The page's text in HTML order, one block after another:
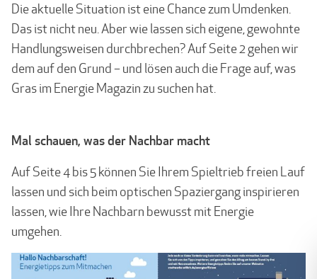
Die aktuelle Situation ist eine Chance zum Umdenken.
Das ist nicht neu. Aber wie lassen sich eigene, gewohnte
Handlungsweisen durchbrechen? Auf Seite 2 gehen wir
dem auf den Grund – und lösen auch die Frage auf, was
Gras im Energie Magazin zu suchen hat.
Mal schauen, was der Nachbar macht
Auf Seite 4 bis 5 können Sie Ihrem Spieltrieb freien Lauf
lassen und sich beim optischen Spaziergang inspirieren
lassen, wie Ihre Nachbarn bewusst mit Energie
umgehen.